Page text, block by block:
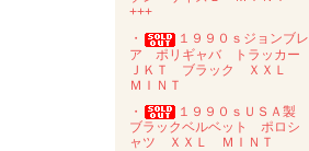
+++
・
１９９０ｓジョンブレ
ア ポリギャバ トラッカー
ＪＫＴ ブラック ＸＸＬ
ＭＩＮＴ
・
１９９０ｓＵＳＡ製
ブラックベルベット ポロシ
ャツ ＸＸＬ ＭＩＮＴ